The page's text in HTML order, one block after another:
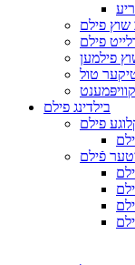
פילם
פילם
פילמען
טול
בילדינג פילם
פילם
פֿילם